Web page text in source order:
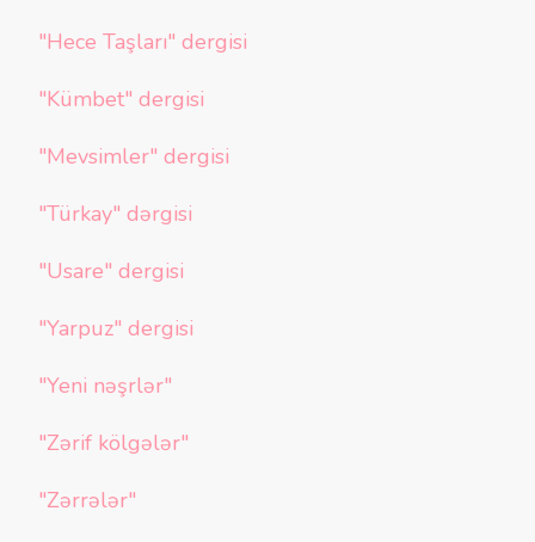
"Hece Taşları" dergisi
"Kümbet" dergisi
"Mevsimler" dergisi
"Türkay" dərgisi
"Usare" dergisi
"Yarpuz" dergisi
"Yeni nəşrlər"
"Zərif kölgələr"
"Zərrələr"